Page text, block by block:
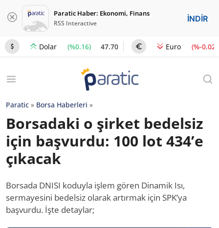
Paratic Haber: Ekonomi, Finans
RSS Interactive İNDİR
Dolar (%0.16) 47.70 Euro (%-0.02)
Paratic » Borsa Haberleri »
Borsadaki o şirket bedelsiz
için başvurdu: 100 lot 434’e
çıkacak
Borsada DNISI koduyla işlem gören Dinamik Isı,
sermayesini bedelsiz olarak artırmak için SPK’ya
başvurdu. İşte detaylar;